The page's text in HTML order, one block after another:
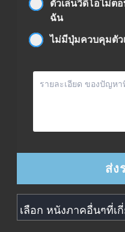
ตัวเล่นวิดีโอไม่ต
ฉัน
ไม่มีปุ่มควบคุมตัว